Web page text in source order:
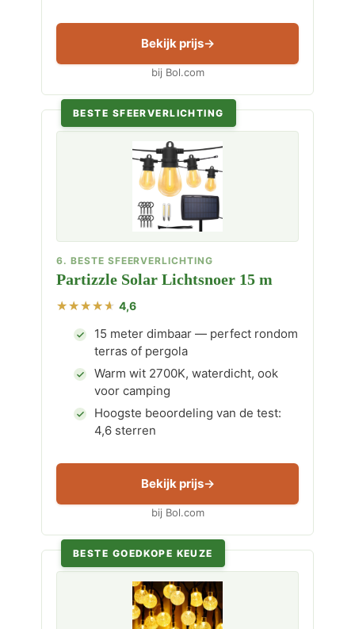
Bekijk prijs
bij Bol.com
BESTE SFEERVERLICHTING
6. BESTE SFEERVERLICHTING
Partizzle Solar Lichtsnoer 15 m
4,6
15 meter dimbaar — perfect rondom
terras of pergola
Warm wit 2700K, waterdicht, ook
voor camping
Hoogste beoordeling van de test:
4,6 sterren
Bekijk prijs
bij Bol.com
BESTE GOEDKOPE KEUZE